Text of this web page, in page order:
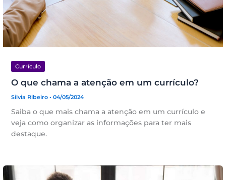
Currículo
O que chama a atenção em um currículo?
Silvia Ribeiro • 04/05/2024
Saiba o que mais chama a atenção em um currículo e
veja como organizar as informações para ter mais
destaque.